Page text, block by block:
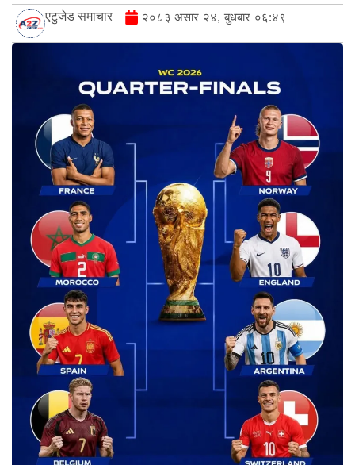
एटुजेड समाचार २०८३ असार २४, बुधबार ०६:४९